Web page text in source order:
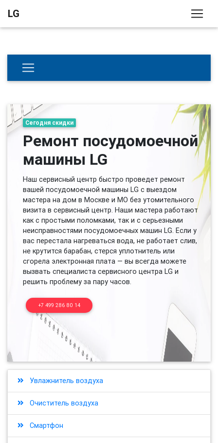
LG
Сегодня скидки
Ремонт посудомоечной
машины LG
Наш сервисный центр быстро проведет ремонт
вашей посудомоечной машины LG с выездом
мастера на дом в Москве и МО без утомительного
визита в сервисный центр. Наши мастера работают
как с простыми поломками, так и с серьезными
неисправностями посудомоечных машин LG. Если у
вас перестала нагреваться вода, не работает слив,
не крутится барабан, стерся уплотнитель или
сгорела электронная плата — вы всегда можете
вызвать специалиста сервисного центра LG и
решить проблему за пару часов.
+7 499 286 80 14
Увлажнитель воздуха
Очиститель воздуха
Смартфон